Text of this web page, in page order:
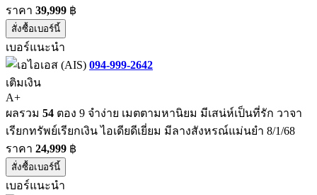
ราคา 39,999 ฿
สั่งซื้อเบอร์นี้
เบอร์แนะนำ
094-999-2642
เติมเงิน
A+
ผลรวม 54 ตอง 9 จำง่าย เมตตามหานิยม มีเสน่ห์เป็นที่รัก วาจา
เรียกทรัพย์เรียกเงิน ไอเดียดีเยี่ยม มีลางสังหรณ์แม่นยำ 8/1/68
ราคา 24,999 ฿
สั่งซื้อเบอร์นี้
เบอร์แนะนำ